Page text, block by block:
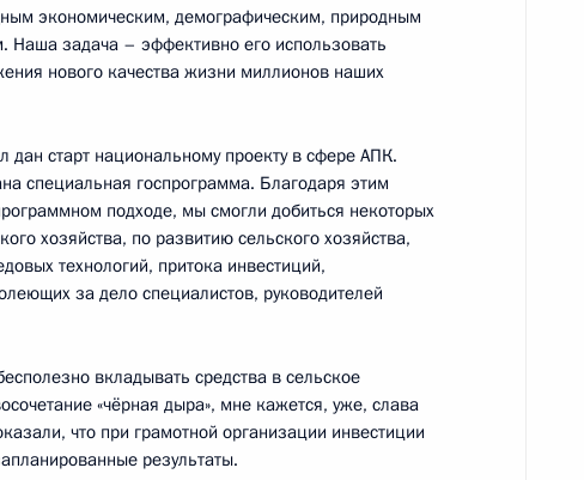
национальных проектов
политике
Госсовета и Совета по нацпроектам
политике
экономическим, демографическим, природным
Наша задача – эффективно его использовать
нового качества жизни миллионов наших
старт национальному проекту в сфере АПК.
специальная госпрограмма. Благодаря этим
подходе, мы смогли добиться некоторых
хозяйства, по развитию сельского хозяйства,
технологий, притока инвестиций,
за дело специалистов, руководителей
вкладывать средства в сельское
«чёрная дыра», мне кажется, уже, слава
что при грамотной организации инвестиции
результаты.